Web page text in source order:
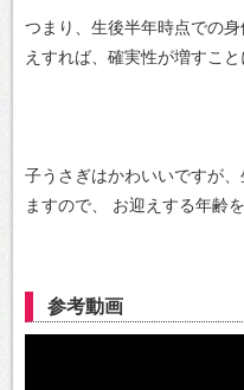
つまり、生後半年時点での
えすれば、確実性が増すこと
子うさぎはかわいいですが
ますので、
お迎えする年齢
参考動画